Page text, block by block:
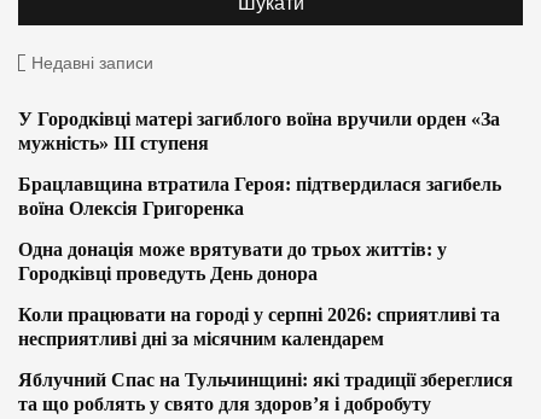
Недавні записи
У Городківці матері загиблого воїна вручили орден «За
мужність» ІІІ ступеня
Брацлавщина втратила Героя: підтвердилася загибель
воїна Олексія Григоренка
Одна донація може врятувати до трьох життів: у
Городківці проведуть День донора
Коли працювати на городі у серпні 2026: сприятливі та
несприятливі дні за місячним календарем
Яблучний Спас на Тульчинщині: які традиції збереглися
та що роблять у свято для здоров’я і добробуту